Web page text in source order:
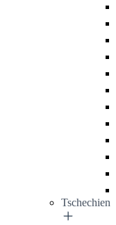
Tschechien